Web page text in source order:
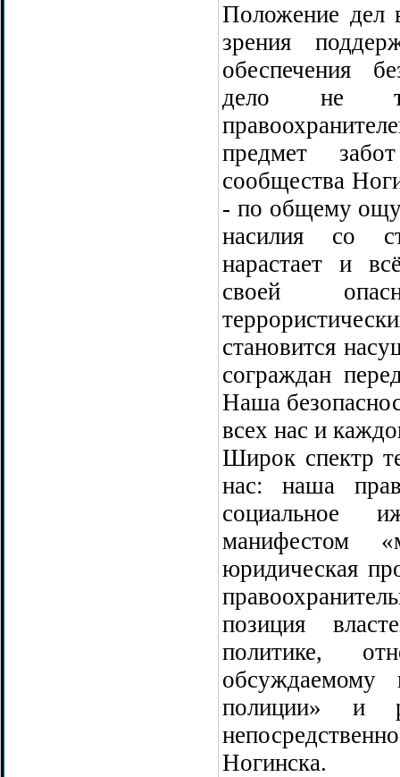
Положение дел
зрения
обеспечения
дело не
предмет
сообщества
- по общему
насилия со
нарастает и
своей
становится
сограждан
Наша
всех нас и
Широк спектр
нас: наша
социальное
манифестом
юридическая
позиция
политике,
обсуждаемому
полиции» и
Ногинска.